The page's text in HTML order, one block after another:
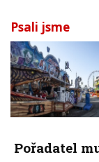
Psali jsme
Pořadatel